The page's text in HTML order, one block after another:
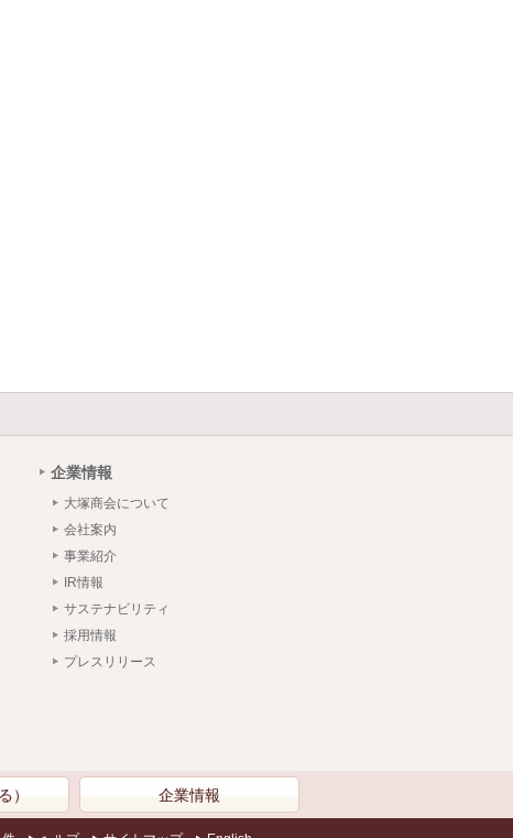
企業情報
大塚商会について
会社案内
事業紹介
IR情報
サステナビリティ
採用情報
プレスリリース
） 企業情報